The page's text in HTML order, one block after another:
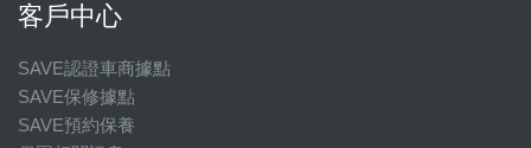
客戶中心
SAVE認證車商據點
SAVE保修據點
SAVE預約保養